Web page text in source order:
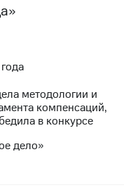
методологии и
компенсаций,
в конкурсе
дело»